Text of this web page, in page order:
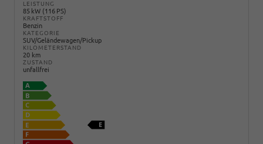
LEISTUNG
85 kW (116 PS)
KRAFTSTOFF
Benzin
KATEGORIE
SUV/Geländewagen/Pickup
KILOMETERSTAND
20 km
ZUSTAND
unfallfrei